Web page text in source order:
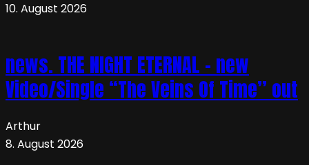
10. August 2026
news. THE NIGHT ETERNAL – new
Video/Single “The Veins Of Time” out
Arthur
8. August 2026